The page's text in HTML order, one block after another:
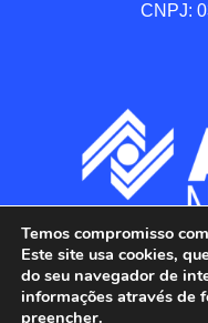
CNPJ:
Temos compromisso
Este site usa cookies,
do seu navegador de
informações através de
preencher.